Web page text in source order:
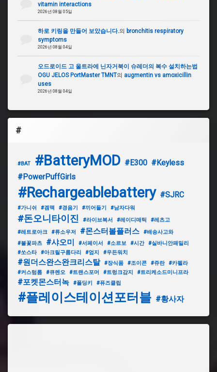
vitamin interactions
2026년 08월 05일
하로 키링을 만들어 보았습니다.의 bronchitis respiratory
symptoms
2026년 08월 04일
오드로이드 고 울트라에 닌자거북이 슈레더의 복수 설치하는법
OGU JELOS PortMaster TMNT의 augmentin vs amoxicillin
uses
2026년 08월 04일
#
#BAT #BatteryMOD #E300 #Keyless
#PowerPuffGirls
#Rechargeablebattery #SJRC
#가니쉬 #겜맥 #경음기 #끼어들기 #남자다워
#돈오니타이진 #라이브복서 #레이디매틱
#레츠고
#레트로아크
#류소우저 #몬스터볼플러스
#배송사고와
#불꽃파츠
#샤오미 #서페이서 #소르보 #시간
#실바니안패밀리
#쏘스타
#아크릴구름다리 #엄지 #우든워치
#원더스완스완크리스탈 #장식품 #조이콘 #쥬란
#카펠라
#커스텀롬
#큐렌오 #트랜스포머 #트렁크감지 #트리케소드미니프라
#포켓몬스터녹 #폴딩키 #퓨즈클립
#플레이스테이션포터블 #황사자